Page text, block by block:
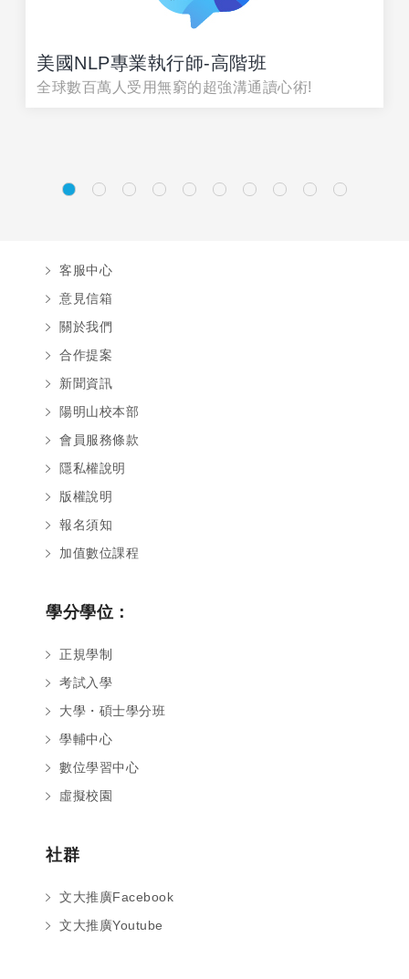
美國NLP專業執行師-高階班
全球數百萬人受用無窮的超強溝通讀心術!
客服中心
意見信箱
關於我們
合作提案
新聞資訊
陽明山校本部
會員服務條款
隱私權說明
版權說明
報名須知
加值數位課程
學分學位：
正規學制
考試入學
大學・碩士學分班
學輔中心
數位學習中心
虛擬校園
社群
文大推廣Facebook
文大推廣Youtube